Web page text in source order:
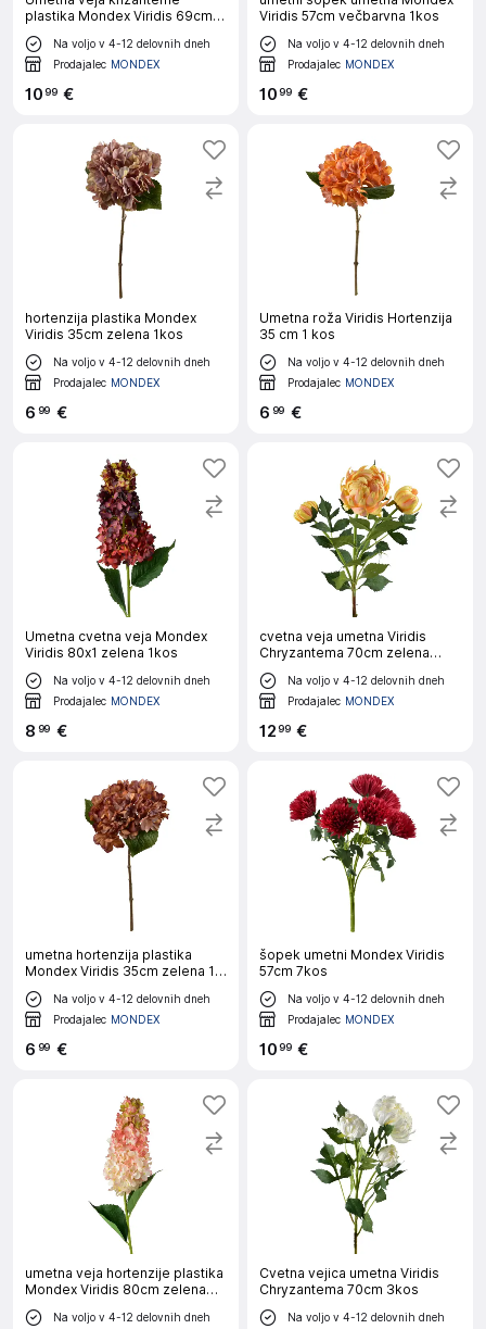
plastika Mondex Viridis 69cm
zelena 2kos
Na voljo v 4-12 delovnih dneh
Prodajalec MONDEX
1099 €
Viridis 57cm večbarvna 1kos
Na voljo v 4-12 delovnih dneh
Prodajalec MONDEX
1099 €
hortenzija plastika Mondex
Viridis 35cm zelena 1kos
Na voljo v 4-12 delovnih dneh
Prodajalec MONDEX
6 99 €
Umetna roža Viridis Hortenzija
35 cm 1 kos
Na voljo v 4-12 delovnih dneh
Prodajalec MONDEX
6 99 €
Umetna cvetna veja Mondex
Viridis 80x1 zelena 1kos
Na voljo v 4-12 delovnih dneh
Prodajalec MONDEX
8 99 €
cvetna veja umetna Viridis
Chryzantema 70cm zelena
3kos
Na voljo v 4-12 delovnih dneh
Prodajalec MONDEX
1299 €
umetna hortenzija plastika
Mondex Viridis 35cm zelena 1
kos
Na voljo v 4-12 delovnih dneh
Prodajalec MONDEX
6 99 €
šopek umetni Mondex Viridis
57cm 7kos
Na voljo v 4-12 delovnih dneh
Prodajalec MONDEX
1099 €
umetna veja hortenzije plastika
Mondex Viridis 80cm zelena
1kos
Na voljo v 4-12 delovnih dneh
Cvetna vejica umetna Viridis
Chryzantema 70cm 3kos
Na voljo v 4-12 delovnih dneh